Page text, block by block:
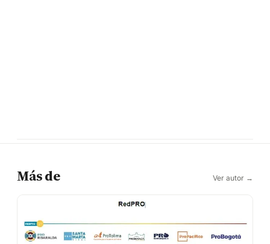
Más de Ver autor →